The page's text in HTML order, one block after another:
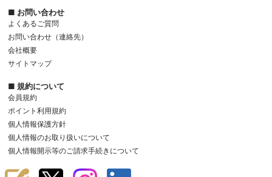
■ お問い合わせ
よくあるご質問
お問い合わせ（連絡先）
会社概要
サイトマップ
■ 規約について
会員規約
ポイント利用規約
個人情報保護方針
個人情報のお取り扱いについて
個人情報開示等のご請求手続きについて